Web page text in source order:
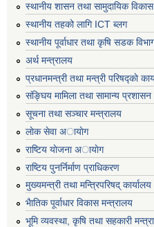
स्थानीय शासन तथा सामुदायिक
स्थानीय तहको लागि ICT ब्लग
स्थानीय पूर्वाधार तथा कृषि सडक
अर्थ मन्त्रालय
प्रधानमन्त्री तथा मन्त्री परिषद्काे
संङ्घिय मामिला तथा सामान्य प्रशासन
सूचना तथा सञ्चार मन्त्रालय
लाेक सेवा अायाेग
राष्टिय याेजना अायाेग
राष्टिय पुनर्निर्माण प्राधिकरण
मुख्यमन्त्री तथा मन्त्रिपरिषद् कार्यालय
भैातिक पूर्वाधार विकास मन्त्रालय
भूमि व्यवस्था, कृषि तथा सहकारी